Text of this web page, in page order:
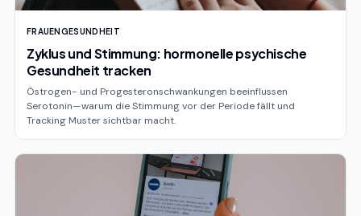
FRAUENGESUNDHEIT
Zyklus und Stimmung: hormonelle psychische
Gesundheit tracken
Östrogen- und Progesteronschwankungen beeinflussen
Serotonin—warum die Stimmung vor der Periode fällt und
Tracking Muster sichtbar macht.